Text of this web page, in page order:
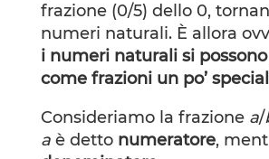
frazione (0/5) dello 0,
numeri naturali. È allora
i numeri naturali si
come frazioni un po’
Consideriamo la frazione a/
aè dettonumeratore,